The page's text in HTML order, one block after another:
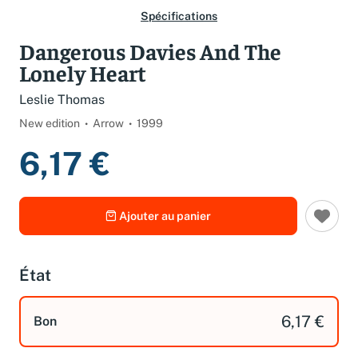
Spécifications
Dangerous Davies And The
Lonely Heart
Leslie Thomas
New edition Arrow 1999
6,17 €
Ajouter au panier
État
Bon 6,17 €